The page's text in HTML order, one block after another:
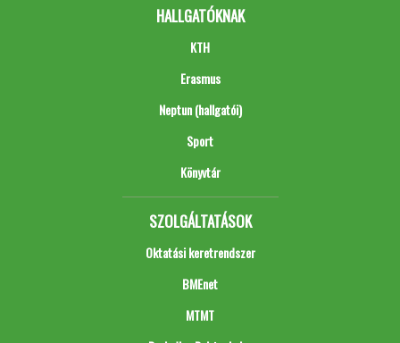
HALLGATÓKNAK
KTH
Erasmus
Neptun (hallgatói)
Sport
Könyvtár
SZOLGÁLTATÁSOK
Oktatási keretrendszer
BMEnet
MTMT